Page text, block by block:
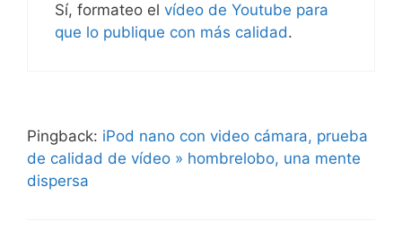
Sí, formateo el vídeo de Youtube para
que lo publique con más calidad.
Pingback: iPod nano con video cámara, prueba
de calidad de vídeo » hombrelobo, una mente
dispersa